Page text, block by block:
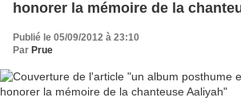
honorer la mémoire de la
Publié le 05/09/2012 à 23:10
Par Prue